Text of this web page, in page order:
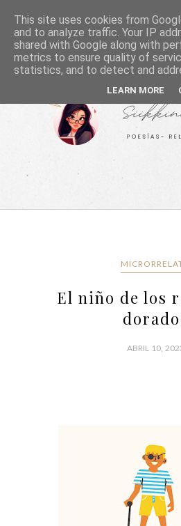
El niño de los
ABRIL 10,
This site uses cookies from
and to analyze traffic. Your IP
shared with Google along with
metrics to ensure quality of
statistics, and to detect and
LEARN MORE